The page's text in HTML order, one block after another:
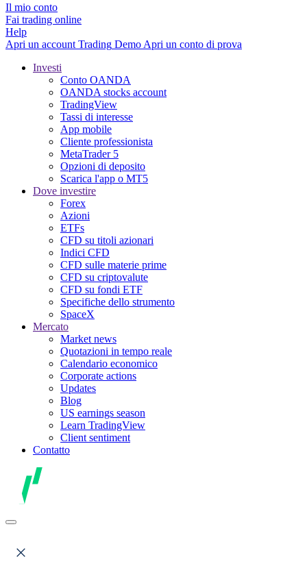
Il mio conto
Fai trading online
Help
Apri un account Trading Demo Apri un conto di prova
Investi
Conto OANDA
OANDA stocks account
TradingView
Tassi di interesse
App mobile
Cliente professionista
MetaTrader 5
Opzioni di deposito
Scarica l'app o MT5
Dove investire
Forex
Azioni
ETFs
CFD su titoli azionari
Indici CFD
CFD sulle materie prime
CFD su criptovalute
CFD su fondi ETF
Specifiche dello strumento
SpaceX
Mercato
Market news
Quotazioni in tempo reale
Calendario economico
Corporate actions
Updates
Blog
US earnings season
Learn TradingView
Client sentiment
Contatto